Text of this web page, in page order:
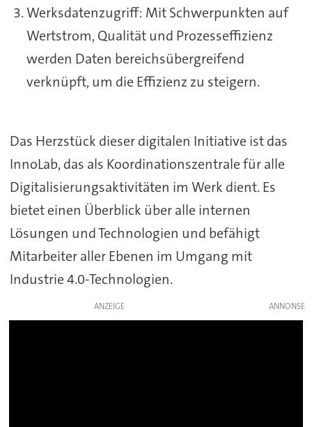
Werksdatenzugriff: Mit Schwerpunkten auf
Wertstrom, Qualität und Prozesseffizienz
werden Daten bereichsübergreifend
verknüpft, um die Effizienz zu steigern.
Das Herzstück dieser digitalen Initiative ist das
InnoLab, das als Koordinationszentrale für alle
Digitalisierungsaktivitäten im Werk dient. Es
bietet einen Überblick über alle internen
Lösungen und Technologien und befähigt
Mitarbeiter aller Ebenen im Umgang mit
Industrie 4.0-Technologien.
ANZEIGE